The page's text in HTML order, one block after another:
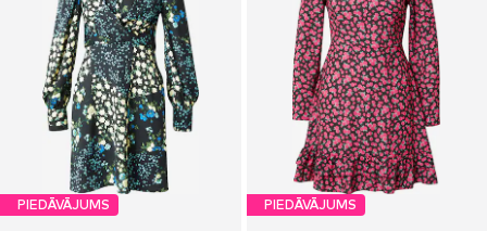
PIEDĀVĀJUMS PIEDĀVĀJUMS